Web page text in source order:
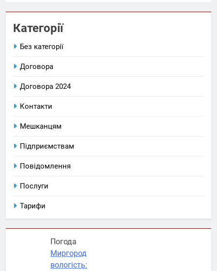
Категорії
Без категорії
Договора
Договора 2024
Контакти
Мешканцям
Підприємствам
Повідомлення
Послуги
Тарифи
Погода
Миргород
вологість: